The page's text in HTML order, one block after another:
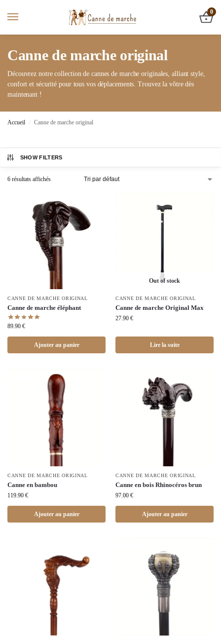
0
Canne de marche original
Découvrez notre collection de cannes de marche originales, alliant style,
confort et sécurité pour tous vos déplacements. Trouvez la vôtre dès
maintenant !
Accueil / Canne de marche original
SHOW FILTERS
6 résultats affichés
CANNE DE MARCHE ORIGINAL
Canne de marche éléphant
89.90 €
Ajouter au panier
Out of stock
CANNE DE MARCHE ORIGINAL
Canne de marche Original Max
27.90 €
Lire la suite
CANNE DE MARCHE ORIGINAL
Canne en bambou
119.90 €
Ajouter au panier
CANNE DE MARCHE ORIGINAL
Canne en bois Rhinocéros brun
97.00 €
Ajouter au panier